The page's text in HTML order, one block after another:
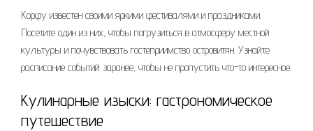
Корфу известен своими яркими фестивалями и праздниками.
Посетите один из них, чтобы погрузиться в атмосферу местной
культуры и почувствовать гостеприимство островитян. Узнайте
расписание событий заранее, чтобы не пропустить что-то интересное.
Кулинарные изыски: гастрономическое
путешествие